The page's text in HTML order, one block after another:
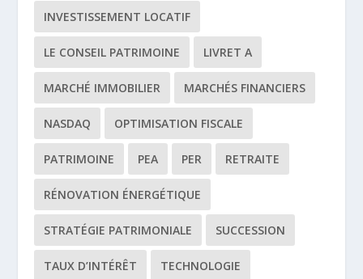
INVESTISSEMENT LOCATIF
LE CONSEIL PATRIMOINE LIVRET A
MARCHÉ IMMOBILIER MARCHÉS FINANCIERS
NASDAQ OPTIMISATION FISCALE
PATRIMOINE PEA PER RETRAITE
RÉNOVATION ÉNERGÉTIQUE
STRATÉGIE PATRIMONIALE SUCCESSION
TAUX D’INTÉRÊT TECHNOLOGIE